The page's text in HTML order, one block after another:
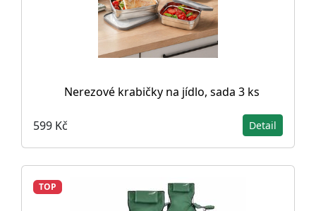
Nerezové krabičky na jídlo, sada 3 ks
599 Kč Detail
TOP